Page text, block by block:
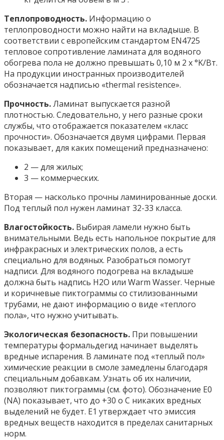
Теплопроводность. Информацию о
теплопроводности можно найти на вкладыше. В
соответствии с европейским стандартом EN4725
тепловое сопротивление ламината для водяного
обогрева пола не должно превышать 0,10 м 2 х °K/Вт.
На продукции иностранных производителей
обозначается надписью «thermal resistence».
Прочность.Ламинат выпускается разной
плотностью. Следовательно, у него разные сроки
службы, что отображается показателем «класс
прочности». Обозначается двумя цифрами. Первая
показывает, для каких помещений предназначено:
2 — для жилых;
3 — коммерческих.
Вторая — насколько прочны ламинированные доски.
Под теплый пол нужен ламинат 32-33 класса.
Влагостойкость. Выбирая ламели нужно быть
внимательными. Ведь есть напольное покрытие для
инфракрасных и электрических полов, а есть
специально для водяных. Разобраться помогут
надписи. Для водяного подогрева на вкладыше
должна быть надпись Н2О или Warm Wasser. Черные
и коричневые пиктограммы со стилизованными
трубами, не дают информацию о виде «теплого
пола», что нужно учитывать.
Экологическая безопасность. При повышении
температуры формальдегид начинает выделять
вредные испарения. В ламинате под «теплый пол»
химические реакции в смоле замедлены благодаря
специальным добавкам. Узнать об их наличии,
позволяют пиктограммы (см. фото). Обозначение Е0
(NA) показывает, что до +30 o С никаких вредных
выделений не будет. Е1 утверждает что эмиссия
вредных веществ находится в пределах санитарных
норм.